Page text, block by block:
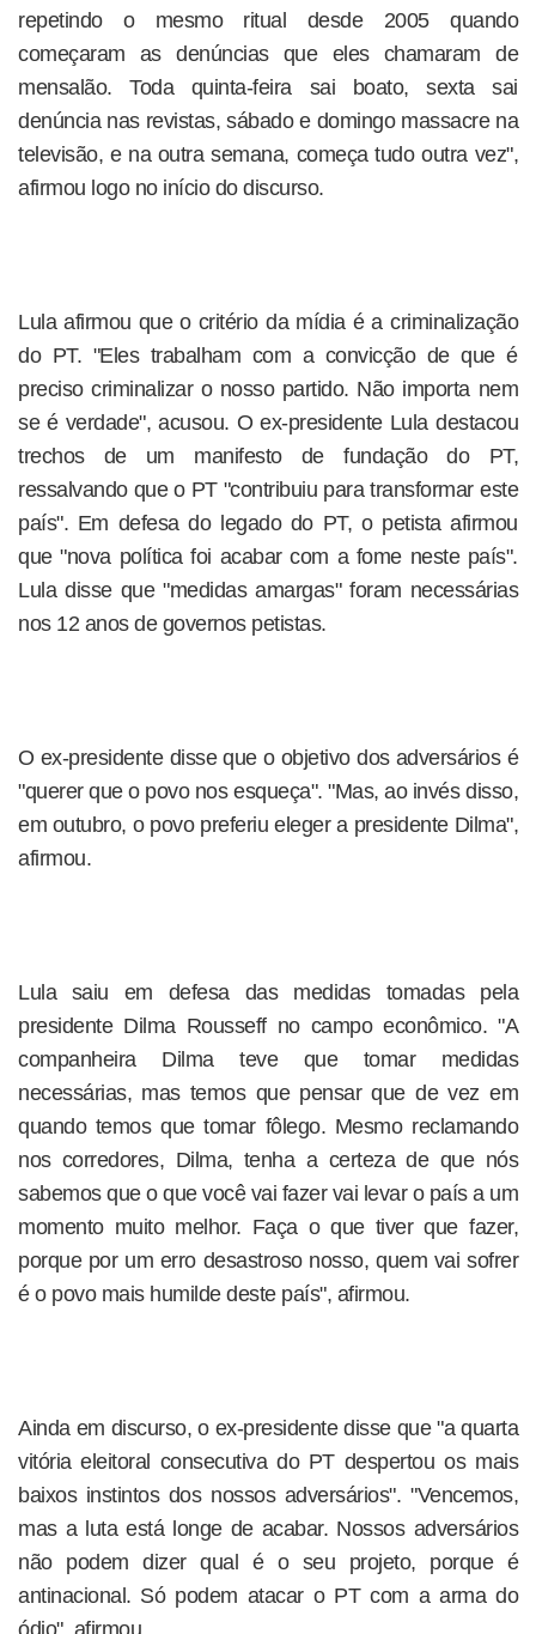
repetindo o mesmo ritual desde 2005 quando
começaram as denúncias que eles chamaram de
mensalão. Toda quinta-feira sai boato, sexta sai
denúncia nas revistas, sábado e domingo massacre na
televisão, e na outra semana, começa tudo outra vez",
afirmou logo no início do discurso.
Lula afirmou que o critério da mídia é a criminalização
do PT. "Eles trabalham com a convicção de que é
preciso criminalizar o nosso partido. Não importa nem
se é verdade", acusou. O ex-presidente Lula destacou
trechos de um manifesto de fundação do PT,
ressalvando que o PT "contribuiu para transformar este
país". Em defesa do legado do PT, o petista afirmou
que "nova política foi acabar com a fome neste país".
Lula disse que "medidas amargas" foram necessárias
nos 12 anos de governos petistas.
O ex-presidente disse que o objetivo dos adversários é
"querer que o povo nos esqueça". "Mas, ao invés disso,
em outubro, o povo preferiu eleger a presidente Dilma",
afirmou.
Lula saiu em defesa das medidas tomadas pela
presidente Dilma Rousseff no campo econômico. "A
companheira Dilma teve que tomar medidas
necessárias, mas temos que pensar que de vez em
quando temos que tomar fôlego. Mesmo reclamando
nos corredores, Dilma, tenha a certeza de que nós
sabemos que o que você vai fazer vai levar o país a um
momento muito melhor. Faça o que tiver que fazer,
porque por um erro desastroso nosso, quem vai sofrer
é o povo mais humilde deste país", afirmou.
Ainda em discurso, o ex-presidente disse que "a quarta
vitória eleitoral consecutiva do PT despertou os mais
baixos instintos dos nossos adversários". "Vencemos,
mas a luta está longe de acabar. Nossos adversários
não podem dizer qual é o seu projeto, porque é
antinacional. Só podem atacar o PT com a arma do
ódio", afirmou.